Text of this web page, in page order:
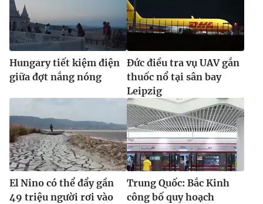
Hungary tiết kiệm điện
giữa đợt nắng nóng
Đức điều tra vụ UAV gắn
thuốc nổ tại sân bay
Leipzig
El Nino có thể đẩy gần
49 triệu người rơi vào
Trung Quốc: Bắc Kinh
công bố quy hoạch